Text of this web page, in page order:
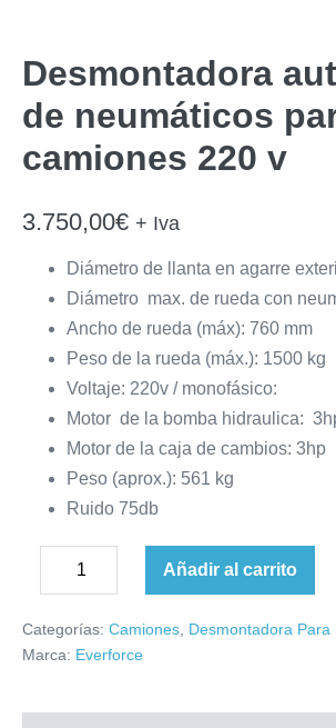
Desmontadora
de neumáticos
camiones 220 v
3.750,00€ + Iva
Diámetro de llanta en agarre
Diámetro max. de rueda con
Ancho de rueda (máx): 760 mm
Peso de la rueda (máx.): 1500 kg
Voltaje: 220v / monofásico:
Motor de la bomba hidraulica:
Motor de la caja de cambios: 3hp
Peso (aprox.): 561 kg
Ruido 75db
Disminuir
la
cantidad
Desmontadora
automática
neumáticos
camiones
cantidad
Añadir al carrito
Categorías: Camiones Desmontadora Para
Marca: Everforce